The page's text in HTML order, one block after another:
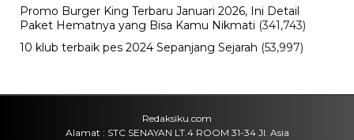
Dunia di Musim 2026
Jumat, 7 Agu 2026 - 08:56 WIB